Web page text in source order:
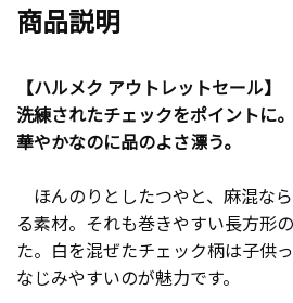
商品説明
【ハルメク アウトレットセール】
洗練されたチェックをポイントに。
華やかなのに品のよさ漂う。
ほんのりとしたつやと、麻混な
る素材。それも巻きやすい長方形
た。白を混ぜたチェック柄は子供
なじみやすいのが魅力です。